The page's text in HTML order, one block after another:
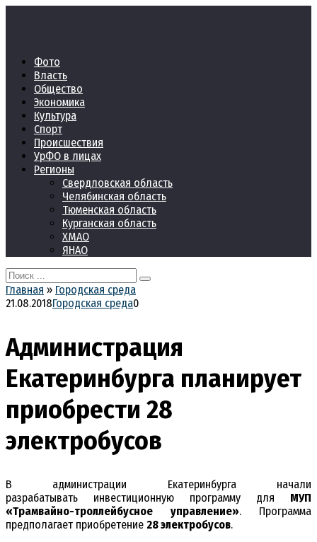
Фото
Власть
Общество
Экономика
Культура
Спорт
Происшествия
УрФО в лицах
Регионы
Свердловская область
Челябинская область
Тюменская область
Курганская область
ХМАО
ЯНАО
Search
for:
Главная » Городская среда
21.08.2018Городская среда0
Администрация
Екатеринбурга планирует
приобрести 28
электробусов
В администрации Екатеринбурга начали
разрабатывать инвестиционную программу для МУП
«Трамвайно-троллейбусное управление». Программа
предполагает приобретение 28 электробусов.